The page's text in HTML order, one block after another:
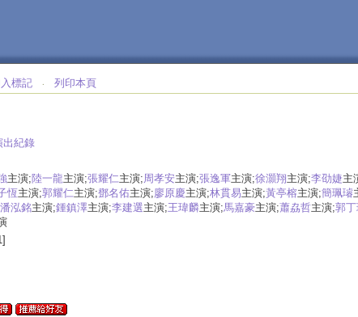
標記 ‧
列印本頁
出紀錄
主演;陸一龍主演;張耀仁主演;周孝安主演;張逸軍主演;徐灝翔主演;李劭婕主
恆主演;郭耀仁主演;鄧名佑主演;廖原慶主演;林貫易主演;黃亭榕主演;簡珮璿
潘泓銘主演;鍾鎮澤主演;李建選主演;王瑋麟主演;馬嘉豪主演;蕭劦哲主演;郭